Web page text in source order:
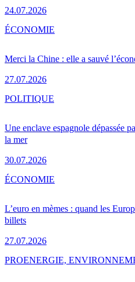
24.07.2026
Merci la Chine : elle a sauvé
27.07.2026
ÉCONOMIE
Une enclave espagnole dépassée
la mer
30.07.2026
POLITIQUE
L’euro en mèmes : quand les
billets
27.07.2026
ÉCONOMIE
PROENERGIE,